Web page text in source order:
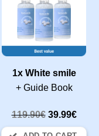
1x White smile
+ Guide Book
119.90€ 39.99€